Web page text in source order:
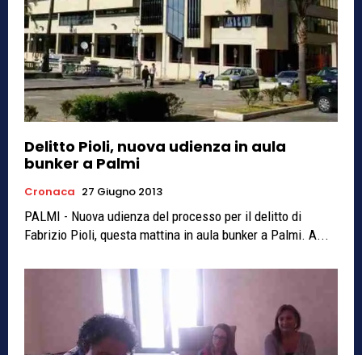
Delitto Pioli, nuova udienza in aula
bunker a Palmi
Cronaca 27 Giugno 2013
PALMI - Nuova udienza del processo per il delitto di
Fabrizio Pioli, questa mattina in aula bunker a Palmi. A...